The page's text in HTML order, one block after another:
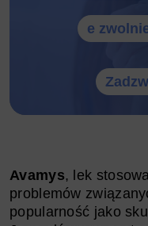
e
Avamys, lek
problemów
popularność jako